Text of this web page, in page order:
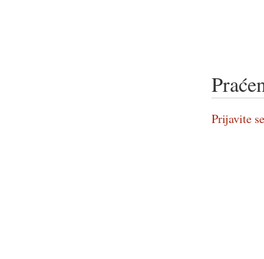
Prijavite